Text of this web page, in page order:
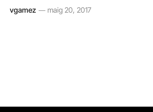
vgamez maig 20, 2017